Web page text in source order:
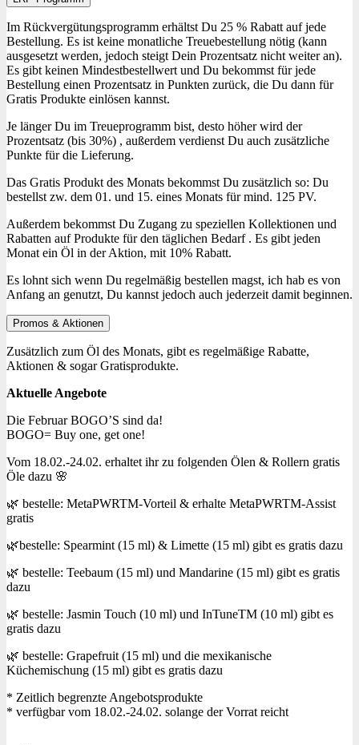
Im Rückvergütungsprogramm erhältst Du 25 % Rabatt auf jede
Bestellung. Es ist keine monatliche Treuebestellung nötig (kann
ausgesetzt werden, jedoch steigt Dein Prozentsatz nicht weiter an).
Es gibt keinen Mindestbestellwert und Du bekommst für jede
Bestellung einen Prozentsatz in Punkten zurück, die Du dann für
Gratis Produkte einlösen kannst.
Je länger Du im Treueprogramm bist, desto höher wird der
Prozentsatz (bis 30%) , außerdem verdienst Du auch zusätzliche
Punkte für die Lieferung.
Das Gratis Produkt des Monats bekommst Du zusätzlich so: Du
bestellst zw. dem 01. und 15. eines Monats für mind. 125 PV.
Außerdem bekommst Du Zugang zu speziellen Kollektionen und
Rabatten auf Produkte für den täglichen Bedarf . Es gibt jeden
Monat ein Öl in der Aktion, mit 10% Rabatt.
Es lohnt sich wenn Du regelmäßig bestellen magst, ich hab es von
Anfang an genutzt, Du kannst jedoch auch jederzeit damit beginnen.
Promos & Aktionen
Zusätzlich zum Öl des Monats, gibt es regelmäßige Rabatte,
Aktionen & sogar Gratisprodukte.
Aktuelle Angebote
Die Februar BOGO’S sind da!
BOGO= Buy one, get one!
Vom 18.02.-24.02. erhaltet ihr zu folgenden Ölen & Rollern gratis
Öle dazu 🌸
🌿 bestelle: MetaPWRTM-Vorteil & erhalte MetaPWRTM-Assist
gratis
🌿bestelle: Spearmint (15 ml) & Limette (15 ml) gibt es gratis dazu
🌿 bestelle: Teebaum (15 ml) und Mandarine (15 ml) gibt es gratis
dazu
🌿 bestelle: Jasmin Touch (10 ml) und InTuneTM (10 ml) gibt es
gratis dazu
🌿 bestelle: Grapefruit (15 ml) und die mexikanische
Küchemischung (15 ml) gibt es gratis dazu
* Zeitlich begrenzte Angebotsprodukte
* verfügbar vom 18.02.-24.02. solange der Vorrat reicht